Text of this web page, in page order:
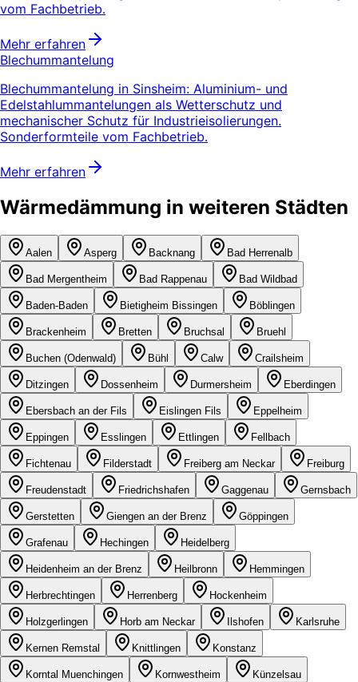
vom Fachbetrieb.
Mehr erfahren
Blechummantelung
Blechummantelung in Sinsheim: Aluminium- und
Edelstahlummantelungen als Wetterschutz und
mechanischer Schutz für Industrieisolierungen.
Sonderformteile vom Fachbetrieb.
Mehr erfahren
Wärmedämmung in weiteren Städten
Aalen Asperg Backnang Bad Herrenalb
Bad Mergentheim Bad Rappenau Bad Wildbad
Baden-Baden Bietigheim Bissingen Böblingen
Brackenheim Bretten Bruchsal Bruehl
Buchen (Odenwald) Bühl Calw Crailsheim
Ditzingen Dossenheim Durmersheim Eberdingen
Ebersbach an der Fils Eislingen Fils Eppelheim
Eppingen Esslingen Ettlingen Fellbach
Fichtenau Filderstadt Freiberg am Neckar Freiburg
Freudenstadt Friedrichshafen Gaggenau Gernsbach
Gerstetten Giengen an der Brenz Göppingen
Grafenau Hechingen Heidelberg
Heidenheim an der Brenz Heilbronn Hemmingen
Herbrechtingen Herrenberg Hockenheim
Holzgerlingen Horb am Neckar Ilshofen Karlsruhe
Kernen Remstal Knittlingen Konstanz
Korntal Muenchingen Kornwestheim Künzelsau